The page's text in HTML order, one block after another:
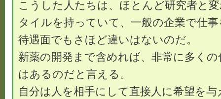
こうした人たちは、ほとんど研究者と
タイルを持っていて、一般の企業で仕
待遇面でもさほど違いはないのだ。
新薬の開発まで含めれば、非常に多く
はあるのだと言える。
自分は人を相手にして直接人に希望を